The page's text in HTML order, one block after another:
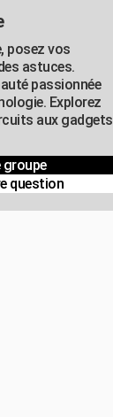
posez vos
astuces.
passionnée
Explorez
aux gadgets
groupe
question